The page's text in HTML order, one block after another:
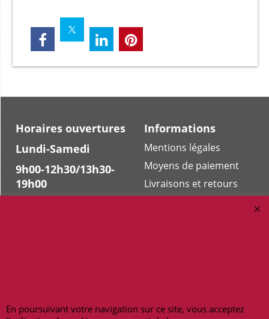
Informations
Mentions légales
Moyens de paiement
Livraisons et retours
Horaires ouvertures
Lundi-Samedi
9h00-12h30/13h30-
19h00
En poursuivant votre navigation sur ce site, vous acceptez